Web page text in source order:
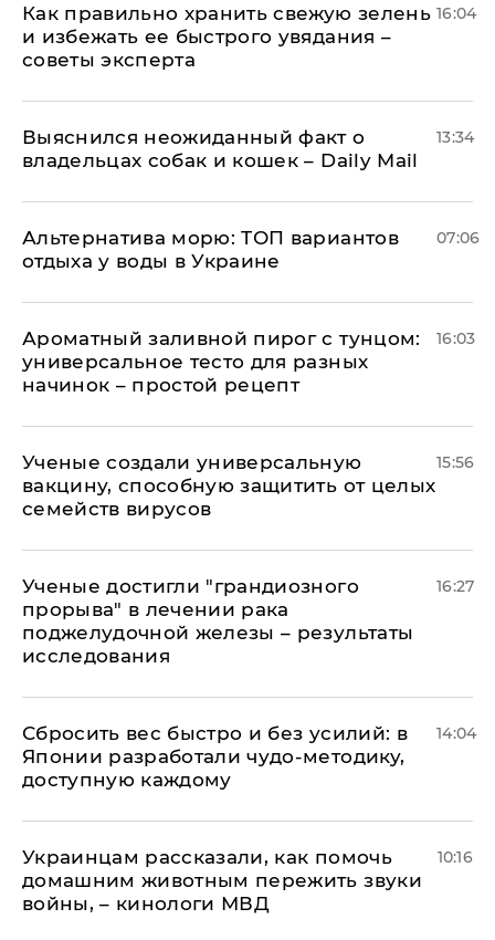
Как правильно хранить свежую зелень
и избежать ее быстрого увядания –
советы эксперта
16:04
Выяснился неожиданный факт о
владельцах собак и кошек – Daily Mail
13:34
Альтернатива морю: ТОП вариантов
отдыха у воды в Украине
07:06
Ароматный заливной пирог с тунцом:
универсальное тесто для разных
начинок – простой рецепт
16:03
Ученые создали универсальную
вакцину, способную защитить от целых
семейств вирусов
15:56
Ученые достигли "грандиозного
прорыва" в лечении рака
поджелудочной железы – результаты
исследования
16:27
Сбросить вес быстро и без усилий: в
Японии разработали чудо-методику,
доступную каждому
14:04
Украинцам рассказали, как помочь
домашним животным пережить звуки
войны, – кинологи МВД
10:16